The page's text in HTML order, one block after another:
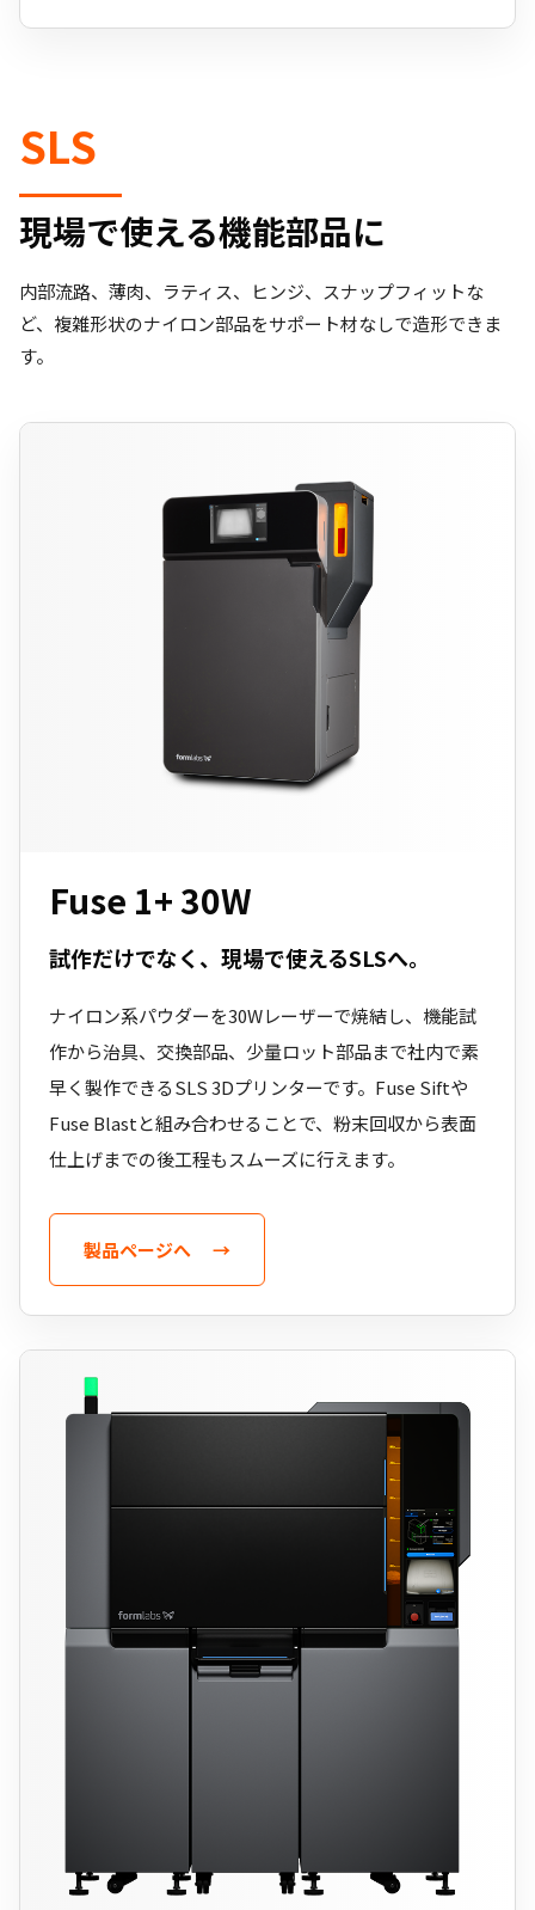
SLS
現場で使える機能部品に
内部流路、薄肉、ラティス、ヒンジ、スナップフィットな
ど、複雑形状のナイロン部品をサポート材なしで造形できま
す。
Fuse 1+ 30W
試作だけでなく、現場で使えるSLSへ。
ナイロン系パウダーを30Wレーザーで焼結し、機能試
作から治具、交換部品、少量ロット部品まで社内で素
早く製作できるSLS 3Dプリンターです。Fuse Siftや
Fuse Blastと組み合わせることで、粉末回収から表面
仕上げまでの後工程もスムーズに行えます。
製品ページへ